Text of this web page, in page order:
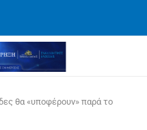
θα «υποφέρουν» παρά το